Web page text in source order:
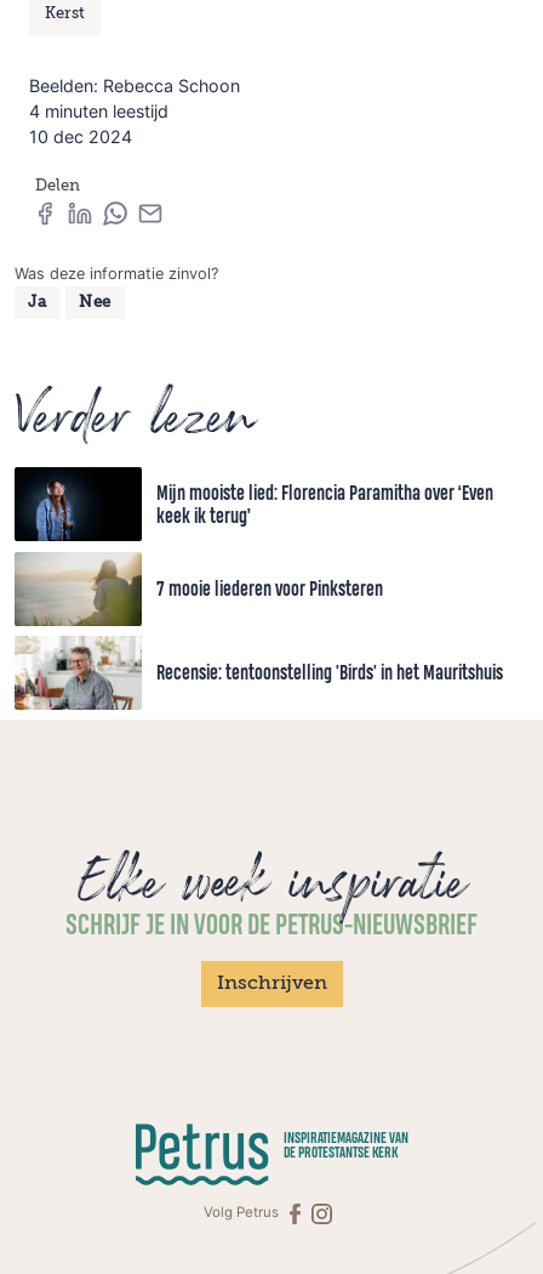
Kerst
Beelden: Rebecca Schoon
4 minuten leestijd
10 dec 2024
Delen
Was deze informatie zinvol?
Ja Nee
Verder lezen
Mijn mooiste lied: Florencia Paramitha over ‘Even
keek ik terug’
7 mooie liederen voor Pinksteren
Recensie: tentoonstelling 'Birds' in het Mauritshuis
Elke week inspiratie
SCHRIJF JE IN VOOR DE PETRUS-NIEUWSBRIEF
Inschrijven
INSPIRATIEMAGAZINE VAN
DE PROTESTANTSE KERK
Volg Petrus